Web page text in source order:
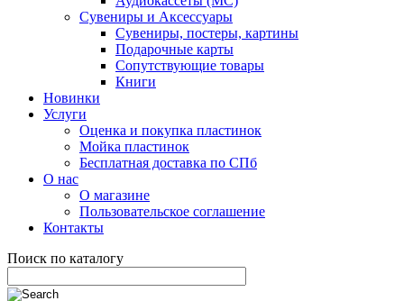
Сувениры и Аксессуары
Сувениры, постеры, картины
Подарочные карты
Сопутствующие товары
Книги
Новинки
Услуги
Оценка и покупка пластинок
Мойка пластинок
Бесплатная доставка по СПб
О нас
О магазине
Пользовательское соглашение
Контакты
Поиск по каталогу